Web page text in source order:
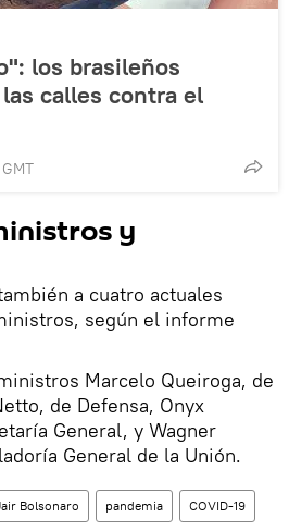
los brasileños
calles contra el
y
a cuatro actuales
según el informe
Marcelo Queiroga, de
de Defensa, Onyx
General, y Wagner
General de la Unión.
Bolsonaro pandemia COVID-19